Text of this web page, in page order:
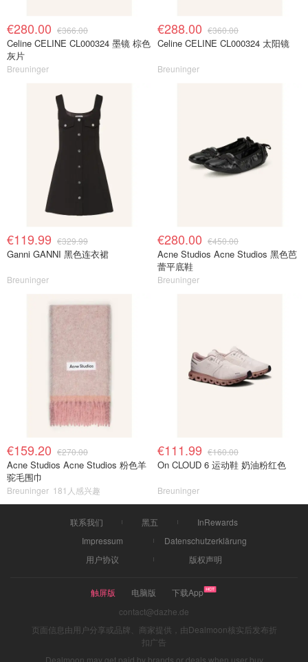
€280.00 €366.00
Celine CELINE CL000324 墨镜 棕色
灰片
Breuninger
€288.00 €360.00
Celine CELINE CL000324 太阳镜
Breuninger
€119.99 €329.99
Ganni GANNI 黑色连衣裙
Breuninger
€280.00 €450.00
Acne Studios Acne Studios 黑色芭
蕾平底鞋
Breuninger
€159.20 €270.00
Acne Studios Acne Studios 粉色羊
驼毛围巾
Breuninger 181人感兴趣
€111.99 €160.00
On CLOUD 6 运动鞋 奶油粉红色
Breuninger
联系我们 黑五
InRewards
Impressum
Datenschutzerklärung
用户协议
版权声明
触屏版 电脑版
下载App
contact@dazhe.de
页面信息由用户分享或品牌、商家提供，由Dealmoon核实后发布折
扣广告
Dealmoon may get paid by brands or deals when user buy